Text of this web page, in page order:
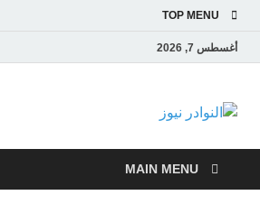
TOP MENU
أغسطس 7, 2026
النوادر نيوز
من العالم العربي والعالمي
MAIN MENU